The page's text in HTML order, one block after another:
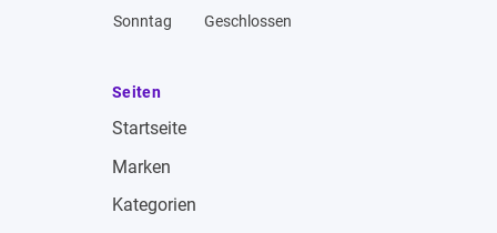
Sonntag
Geschlossen
Seiten
Startseite
Marken
Kategorien